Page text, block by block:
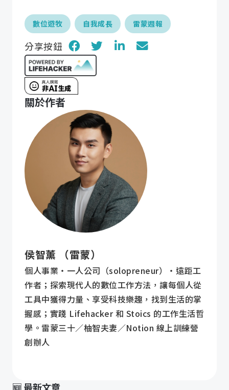
數位遊牧 自我成長 雷蒙週報
分享按鈕
關於作者
侯智薰 （雷蒙）
個人事業・一人公司（solopreneur）・遠距工
作者；探索現代人的數位工作方法，讓每個人從
工具中獲得力量、享受科技樂趣，找到生活的掌
握感；實踐 Lifehacker 和 Stoics 的工作生活哲
學。雷蒙三十／柚智夫妻／Notion 線上訓練營
創辦人
🆕 最新文章